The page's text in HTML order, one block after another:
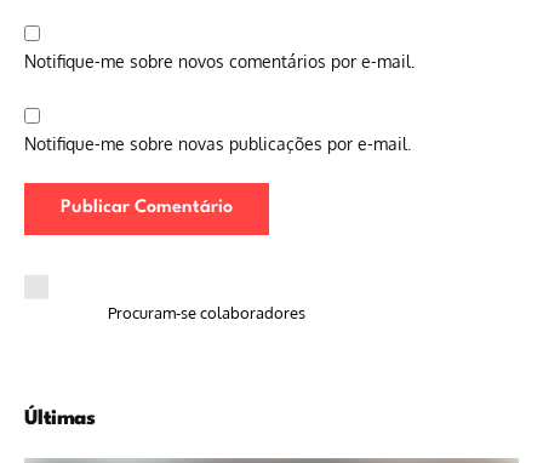
Notifique-me sobre novos comentários por e-mail.
Notifique-me sobre novas publicações por e-mail.
Procuram-se colaboradores
Últimas